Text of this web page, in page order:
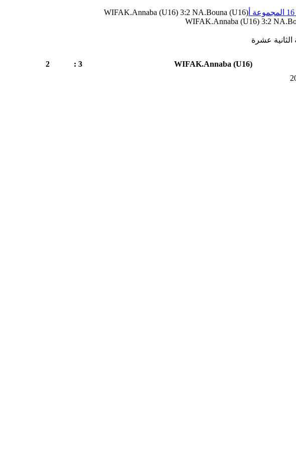
WIFAK.Annaba (U16) 3:2 NA.Bouna (U16)
WIFAK.Annaba (U16) 3:2
WIFAK.Annaba (U16)
3 :
2